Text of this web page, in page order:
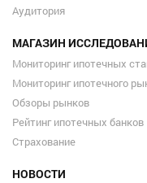
Аудитория
МАГАЗИН
Мониторинг ипотечных
Мониторинг ипотечного
Обзоры рынков
Рейтинг ипотечных банков
Страхование
НОВОСТИ